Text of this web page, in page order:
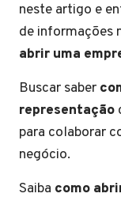
neste artigo e
de informações
abrir uma
Buscar saber
representação
para colaborar
negócio.
Saiba como